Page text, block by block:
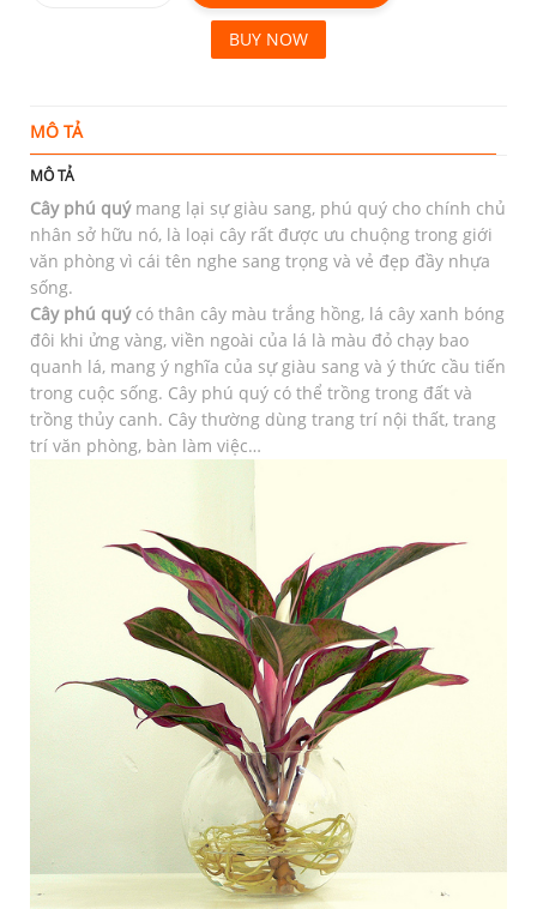
BUY NOW
MÔ TẢ
MÔ TẢ
Cây phú quýmang lại sự giàu sang, phú quý cho chính chủ
nhân sở hữu nó, là loại cây rất được ưu chuộng trong giới
văn phòng vì cái tên nghe sang trọng và vẻ đẹp đầy nhựa
sống.
Cây phú quýcó thân cây màu trắng hồng, lá cây xanh bóng
đôi khi ửng vàng, viền ngoài của lá là màu đỏ chạy bao
quanh lá, mang ý nghĩa của sự giàu sang và ý thức cầu tiến
trong cuộc sống. Cây phú quý có thể trồng trong đất và
trồng thủy canh. Cây thường dùng trang trí nội thất, trang
trí văn phòng, bàn làm việc…